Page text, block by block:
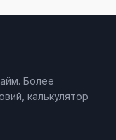
Более
калькулятор